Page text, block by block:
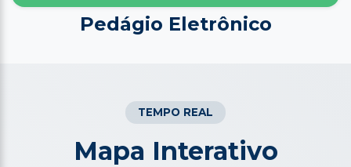
Pedágio Eletrônico
TEMPO REAL
Mapa Interativo